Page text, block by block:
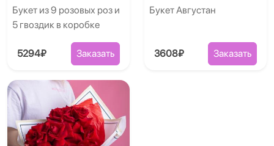
Букет из 9 розовых роз и
5 гвоздик в коробке
5294₽ Заказать
Букет Августан
3608₽ Заказать